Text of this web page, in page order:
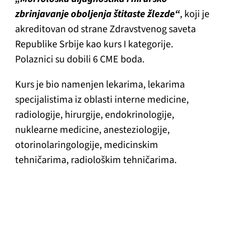
zbrinjavanje oboljenja štitaste žlezde“, koji je
akreditovan od strane Zdravstvenog saveta
Republike Srbije kao kurs I kategorije.
Polaznici su dobili 6 CME boda.
Kurs je bio namenjen lekarima, lekarima
specijalistima iz oblasti interne medicine,
radiologije, hirurgije, endokrinologije,
nuklearne medicine, anesteziologije,
otorinolaringologije, medicinskim
tehničarima, radiološkim tehničarima.